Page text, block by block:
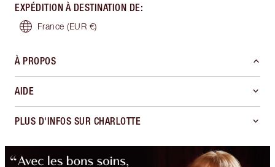
EXPÉDITION À DESTINATION DE:
France (EUR €)
À PROPOS
AIDE
PLUS D'INFOS SUR CHARLOTTE